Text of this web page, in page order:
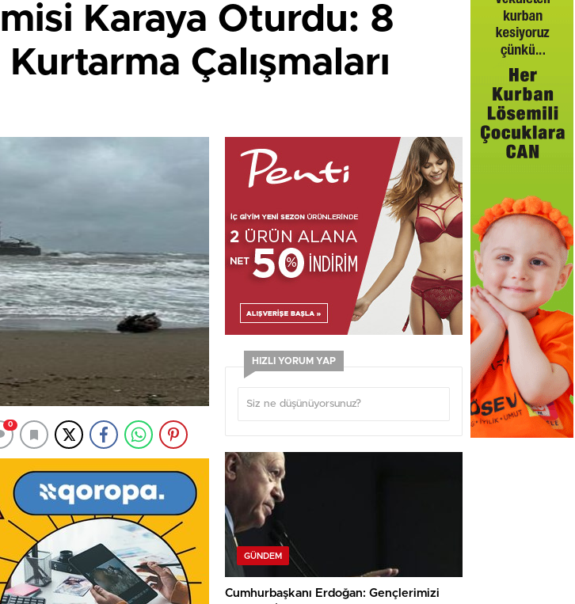
Karaya Oturdu: 8
Çalışmaları
0
HIZLI YORUM YAP
GÜNDEM
Cumhurbaşkanı Erdoğan: Gençlerimizi